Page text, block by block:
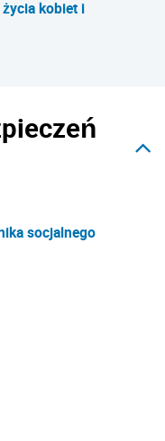
kobiet i
socjalnego